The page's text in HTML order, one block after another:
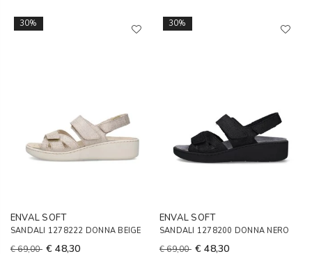
30%
ENVAL SOFT
SANDALI 1278222 DONNA BEIGE
€ 69,00 € 48,30
30%
ENVAL SOFT
SANDALI 1278200 DONNA NERO
€ 69,00 € 48,30